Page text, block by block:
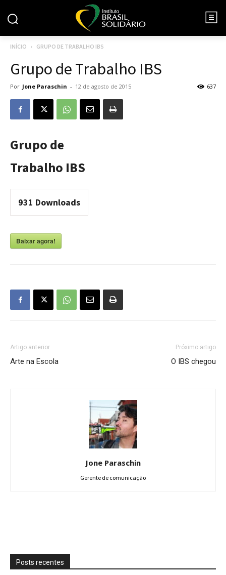
INÍCIO GRUPO DE TRABALHO IBS
Grupo de Trabalho IBS
Por Jone Paraschin - 12 de agosto de 2015 637
Grupo de
Trabalho IBS
931 Downloads
Baixar agora!
Artigo anterior
Arte na Escola
Próximo artigo
O IBS chegou
Jone Paraschin
Gerente de comunicação
Posts recentes